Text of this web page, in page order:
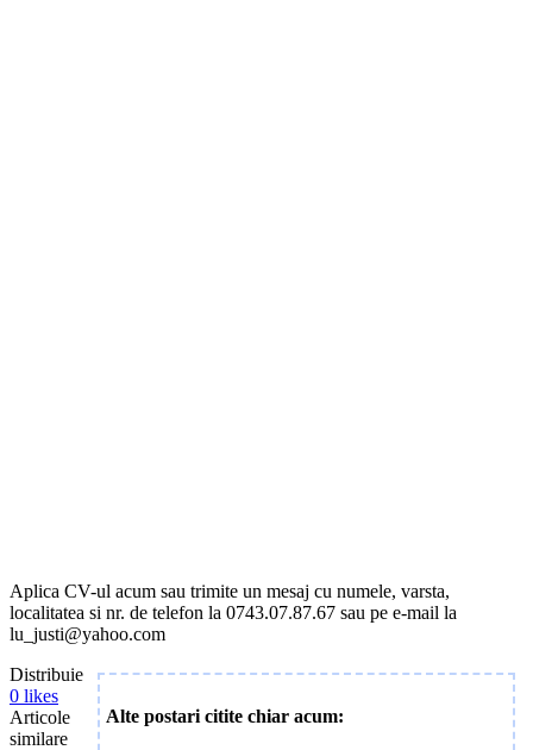
Aplica CV-ul acum sau trimite un mesaj cu numele, varsta,
localitatea si nr. de telefon la 0743.07.87.67 sau pe e-mail la
lu_justi@yahoo.com
Alte postari citite chiar acum:
Distribuie
0 likes
Articole
similare